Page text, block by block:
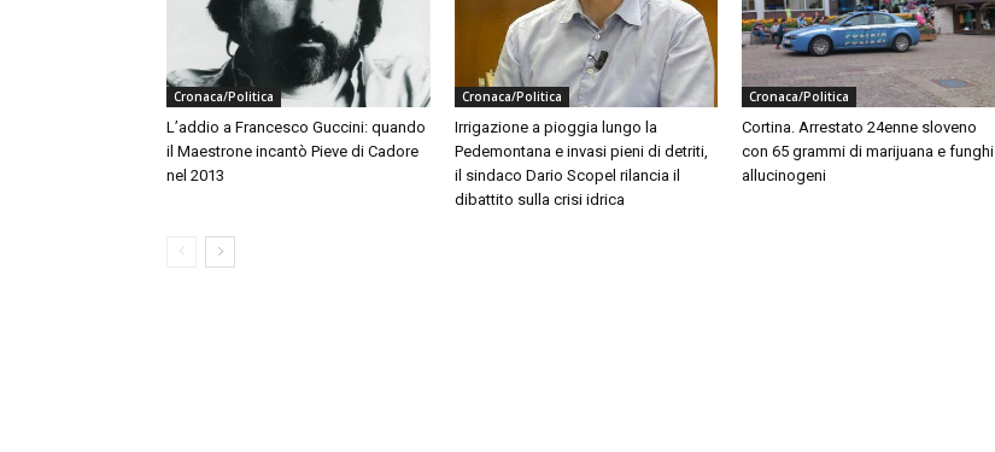
Cronaca/Politica
L’addio a Francesco Guccini: quando
il Maestrone incantò Pieve di Cadore
nel 2013
Cronaca/Politica
Irrigazione a pioggia lungo la
Pedemontana e invasi pieni di detriti,
il sindaco Dario Scopel rilancia il
dibattito sulla crisi idrica
Cronaca/Politica
Cortina. Arrestato 24enne sloveno
con 65 grammi di marijuana e funghi
allucinogeni